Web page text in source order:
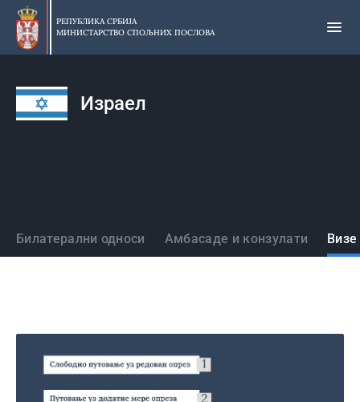
Прескочи
главни
део
РЕПУБЛИКА СРБИЈА
МИНИСТАРСТВО СПОЉНИХ ПОСЛОВА
Израел
Државе
Билатерални односи Амбасаде и конзулати